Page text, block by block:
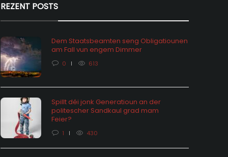
vu Statistiken an hire
ago
REZENT POSTS
Dem Staatsbeamten seng Obligatiounen
am Fall vun engem Dimmer
0 613
Spillt déi jonk Generatioun an der
politescher Sandkaul grad mam
Feier?
1 430